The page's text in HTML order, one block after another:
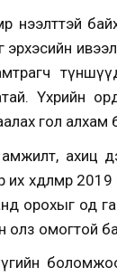
нээлттэй
ивээлтэй
Үхрийн
гол алхам
ахиц
хөдөлмөр
орохыг од
олз омогтой